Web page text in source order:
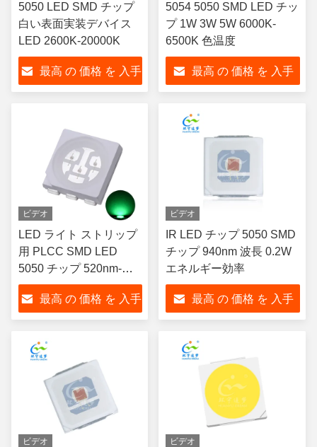
5050 LED SMD チップ
白い表面実装デバイス
LED 2600K-20000K
最高 の 価格 を 入手
5054 5050 SMD LED チッ
プ 1W 3W 5W 6000K-
6500K 色温度
最高 の 価格 を 入手
ビデオ
LED ライト ストリップ
用 PLCC SMD LED
5050 チップ 520nm-
530nm グリーン
最高 の 価格 を 入手
ビデオ
IR LED チップ 5050 SMD
チップ 940nm 波長 0.2W
エネルギー効率
最高 の 価格 を 入手
ビデオ ビデオ